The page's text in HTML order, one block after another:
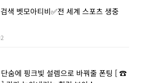
색 벳모아티비✅전 세계 스포츠 생중
숨에 핑크빛 설렘으로 바꿔줄 폰팅 [ ☎